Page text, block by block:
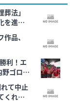
法」
を進め
品、
利！エ
野ゴロ間
て中止
くれな